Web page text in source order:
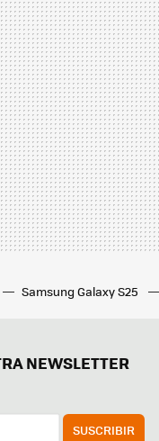
Samsung Galaxy S25
NEWSLETTER
SUSCRIBIR